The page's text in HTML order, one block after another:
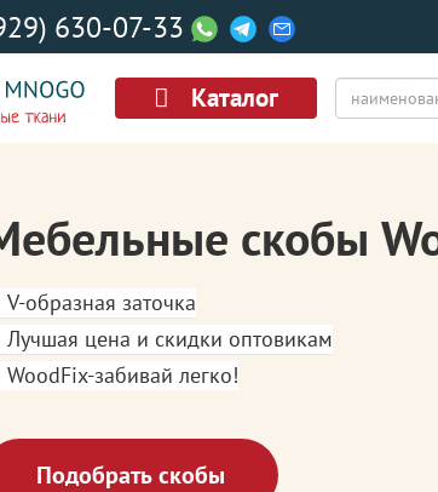
630-07-33
Каталог
скобы
V-образная заточка
Лучшая цена и скидки оптовикам
WoodFix-забивай легко!
Подобрать скобы